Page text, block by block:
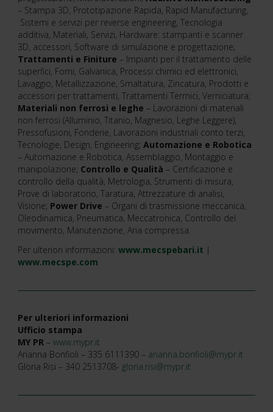
– Stampa 3D, Prototipazione Rapida, Rapid Manufacturing,
Sistemi e servizi per reverse engineering, Tecnologia
additiva, Materiali, Servizi, Hardware: stampanti e scanner
3D, accessori, Software di simulazione e progettazione;
Trattamenti e Finiture – Impianti per il trattamento delle
superfici, Forni, Galvanica, Processi chimici ed elettronici,
Lavaggio, Metallizzazione, Smaltatura, Zincatura, Prodotti e
accessori per trattamenti, Trattamenti Termici, Verniciatura;
Materiali non ferrosi e leghe – Lavorazioni di materiali
non ferrosi (Alluminio, Titanio, Magnesio, Leghe Leggere),
Pressofusioni, Fonderie, Lavorazioni industriali conto terzi,
Tecnologie, Design, Engineering; Automazione e Robotica
– Automazione e Robotica, Assemblaggio, Montaggio e
manipolazione; Controllo e Qualità – Certificazione e
controllo della qualità, Metrologia, Strumenti di misura,
Prove di laboratorio, Taratura, Attrezzature di analisi,
Visione; Power Drive – Organi di trasmissione meccanica,
Oleodinamica, Pneumatica, Meccatronica, Controllo del
movimento, Manutenzione, Aria compressa.
Per ulteriori informazioni: www.mecspebari.it |
www.mecspe.com
Per ulteriori informazioni
Ufficio stampa
MY PR – www.mypr.it
Arianna Bonfioli – 335 6111390 – arianna.bonfioli@mypr.it
Gloria Risi – 340 2513708- gloria.risi@mypr.it